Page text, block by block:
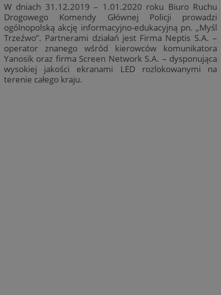
W dniach 31.12.2019 – 1.01.2020 roku Biuro Ruchu
Drogowego Komendy Głównej Policji prowadzi
ogólnopolską akcję informacyjno-edukacyjną pn. „Myśl
Trzeźwo”. Partnerami działań jest Firma Neptis S.A. –
operator znanego wśród kierowców komunikatora
Yanosik oraz firma Screen Network S.A. – dysponująca
wysokiej jakości ekranami LED rozlokowanymi na
terenie całego kraju.